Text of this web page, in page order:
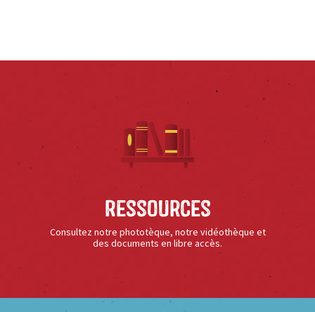
Ressources
Consultez notre phototèque, notre vidéothèque et
des documents en libre accès.